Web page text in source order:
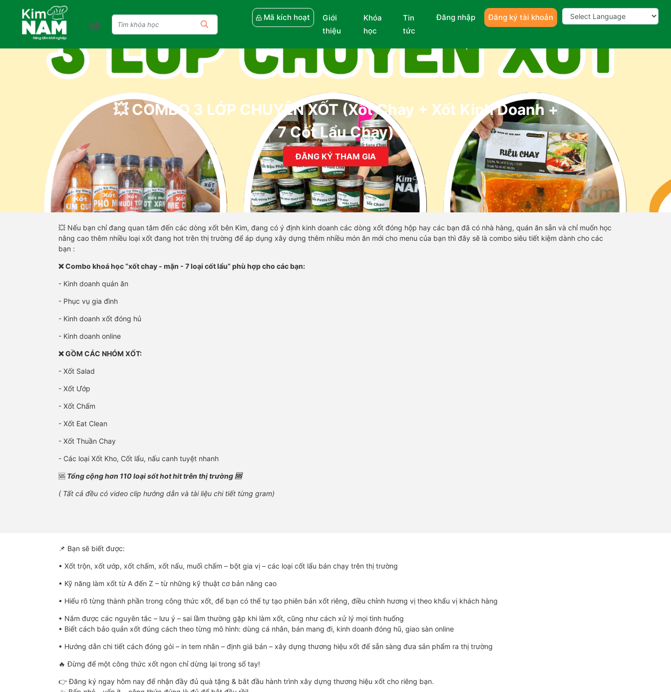
Mã kích hoạt
Giới
thiệu
Khóa
học
Tin
tức
Đăng nhập Đăng ký tài khoản
💥 COMBO 3 LỚP CHUYÊN XỐT (Xốt Chay + Xốt Kinh Doanh +
7 Cốt Lẩu Chay)
ĐĂNG KÝ THAM GIA
💥 Nếu bạn chỉ đang quan tâm đến các dòng xốt bên Kim, đang có ý định kinh doanh các dòng xốt đóng hộp hay các bạn đã có nhà hàng, quán ăn sẵn và chỉ muốn học
nâng cao thêm nhiều loại xốt đang hot trên thị trường để áp dụng xây dựng thêm nhiều món ăn mới cho menu của bạn thì đây sẽ là combo siêu tiết kiệm dành cho các
bạn :
❌ Combo khoá học “xốt chay - mặn - 7 loại cốt lẩu” phù hợp cho các bạn:
- Kinh doanh quán ăn
- Phục vụ gia đình
- Kinh doanh xốt đóng hủ
- Kinh doanh online
❌ GỒM CÁC NHÓM XỐT:
- Xốt Salad
- Xốt Ướp
- Xốt Chấm
- Xốt Eat Clean
- Xốt Thuần Chay
- Các loại Xốt Kho, Cốt lẩu, nấu canh tuyệt nhanh
🆘 Tổng cộng hơn 110 loại sốt hot hit trên thị trường 🆘
( Tất cả đều có video clip hướng dẫn và tài liệu chi tiết từng gram)
📌 Bạn sẽ biết được:
• Xốt trộn, xốt ướp, xốt chấm, xốt nấu, muối chấm – bột gia vị – các loại cốt lẩu bán chạy trên thị trường
• Kỹ năng làm xốt từ A đến Z – từ những kỹ thuật cơ bản nâng cao
• Hiểu rõ từng thành phần trong công thức xốt, để bạn có thể tự tạo phiên bản xốt riêng, điều chỉnh hương vị theo khẩu vị khách hàng
• Nắm được các nguyên tắc – lưu ý – sai lầm thường gặp khi làm xốt, cũng như cách xử lý mọi tình huống
• Biết cách bảo quản xốt đúng cách theo từng mô hình: dùng cá nhân, bán mang đi, kinh doanh đóng hũ, giao sàn online
• Hướng dẫn chi tiết cách đóng gói – in tem nhãn – định giá bán – xây dựng thương hiệu xốt để sẵn sàng đưa sản phẩm ra thị trường
🔥 Đừng để một công thức xốt ngon chỉ dừng lại trong sổ tay!
👉 Đăng ký ngay hôm nay để nhận đầy đủ quà tặng & bắt đầu hành trình xây dựng thương hiệu xốt cho riêng bạn.